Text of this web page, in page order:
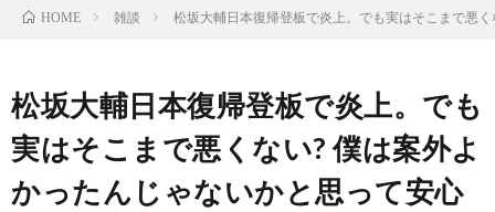
刊
ボ
HOME 雑談 松坂大輔日本復帰登板で炎上。でも実はそこまで悪
松坂大輔日本復帰登板で炎上。でも
実はそこまで悪くない? 僕は案外よ
かったんじゃないかと思って安心